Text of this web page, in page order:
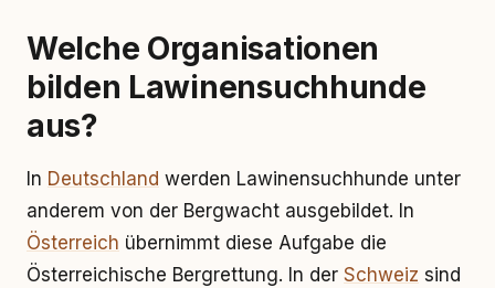
Welche Organisationen
bilden Lawinensuchhunde
aus?
In Deutschland werden Lawinensuchhunde unter
anderem von der Bergwacht ausgebildet. In
Österreich übernimmt diese Aufgabe die
Österreichische Bergrettung. In der Schweiz sind